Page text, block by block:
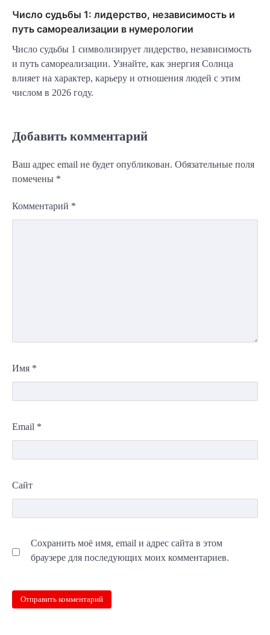
Число судьбы 1: лидерство, независимость и
путь самореализации в нумерологии
Число судьбы 1 символизирует лидерство, независимость
и путь самореализации. Узнайте, как энергия Солнца
влияет на характер, карьеру и отношения людей с этим
числом в 2026 году.
Добавить комментарий
Ваш адрес email не будет опубликован. Обязательные поля
помечены *
Комментарий *
Имя *
Email *
Сайт
Сохранить моё имя, email и адрес сайта в этом
браузере для последующих моих комментариев.